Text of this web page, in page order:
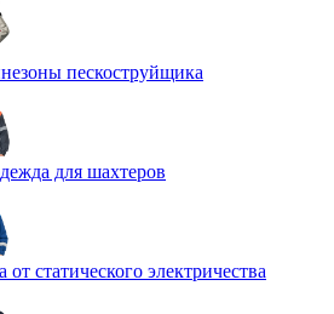
пескоструйщика
для шахтеров
от статического электричества